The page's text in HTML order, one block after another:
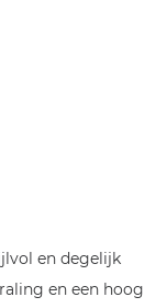
en degelijk
en een hoog